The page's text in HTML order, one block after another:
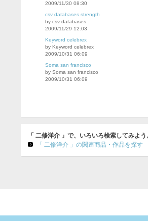
2009/11/30 08:30
csv databases strength
by csv databases
2009/11/29 12:03
Keyword celebrex
by Keyword celebrex
2009/10/31 06:09
Soma san francisco
by Soma san francisco
2009/10/31 06:09
「 二修洋介 」で、いろいろ検索してみよう
「 二修洋介 」の関連商品・作品を探す